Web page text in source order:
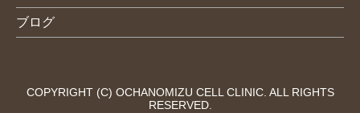
ブログ
COPYRIGHT (C) OCHANOMIZU CELL CLINIC. ALL RIGHTS
RESERVED.